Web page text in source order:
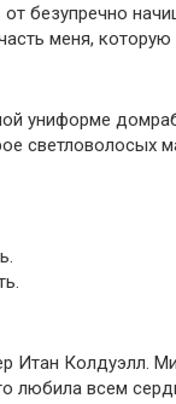
от безупречно
меня,
униформе
светловолосых
Итан Колдуэлл.
любила всем